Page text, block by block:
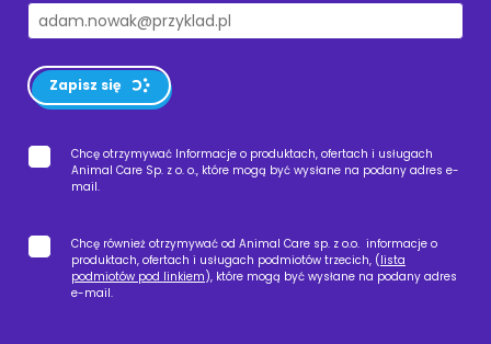
Zapisz się
Chcę otrzymywać Informacje o produktach, ofertach i usługach
Animal Care Sp. z o. o., które mogą być wysłane na podany adres e-
mail.
Chcę również otrzymywać od Animal Care sp. z o.o. informacje o
produktach, ofertach i usługach podmiotów trzecich, (lista
podmiotów pod linkiem), które mogą być wysłane na podany adres
e-mail.